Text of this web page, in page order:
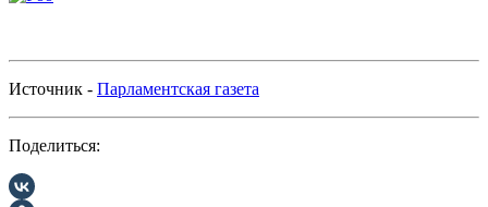
Источник - Парламентская газета
Поделиться: